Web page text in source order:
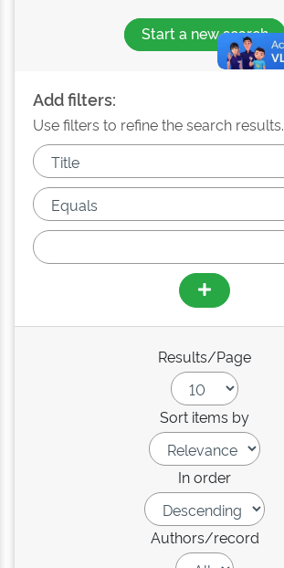
Start a new search
Add filters:
Use filters to refine the search results.
Results/Page
Sort items by
In order
Authors/record